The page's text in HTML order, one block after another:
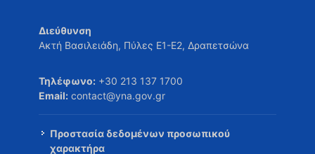
Διεύθυνση
Ακτή Βασιλειάδη, Πύλες Ε1-Ε2, Δραπετσώνα
Τηλέφωνο: +30 213 137 1700
Email: contact@yna.gov.gr
Προστασία δεδομένων προσωπικού
χαρακτήρα